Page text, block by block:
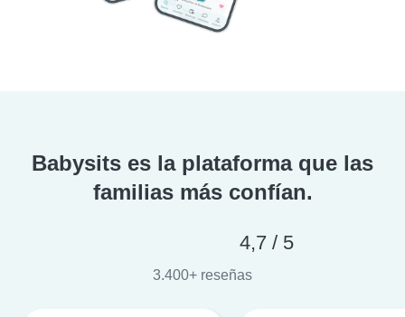
Babysits es la plataforma que las
familias más confían.
4,7 / 5
3.400+ reseñas